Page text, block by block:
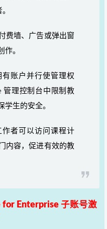
费墙、广告或弹出窗
作。
账户并行使管理权
管理控制台中限制教
学生的安全。
者可以访问课程计
内容，促进有效的教
Enterprise 子账号激